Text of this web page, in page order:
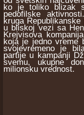
ko je toliko blizak
pedofilske
kruga
u bliskoj vezi sa
Krejvisova
koja je jedno vreme
svojevremeno je
partije u kampanji
svemu, ukupne
milionsku vrednost.